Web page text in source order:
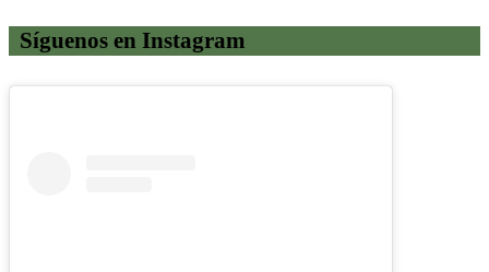
Síguenos en Instagram